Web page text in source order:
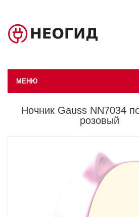
МЕНЮ
Ночник Gauss NN7034
розовый